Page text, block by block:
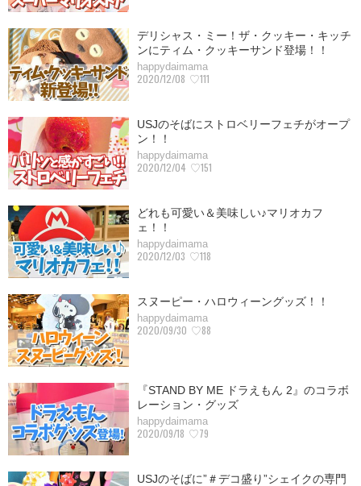
デリシャス・ミー！ザ・クッキー・キッチ
ンにティム・クッキーサンド登場！！
happydaimama
2020/12/08 ♡111
USJのそばにストロベリーフェチがオープ
ン！！
happydaimama
2020/12/04 ♡151
どれも可愛い＆美味しい♪マリオカフ
ェ！！
happydaimama
2020/12/03 ♡118
スヌーピー・ハロウィーングッズ！！
happydaimama
2020/09/30 ♡88
『STAND BY ME ドラえもん 2』のコラボ
レーション・グッズ
happydaimama
2020/09/18 ♡79
USJのそばに”＃デコ盛り”シェイクの専門